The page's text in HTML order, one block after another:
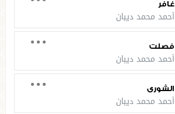
غافر
أحمد محمد ديبان
فصلت
أحمد محمد ديبان
الشورى
أحمد محمد ديبان